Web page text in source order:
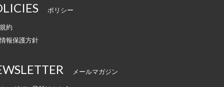
ポリシー
約
報保護方針
メールマガジン